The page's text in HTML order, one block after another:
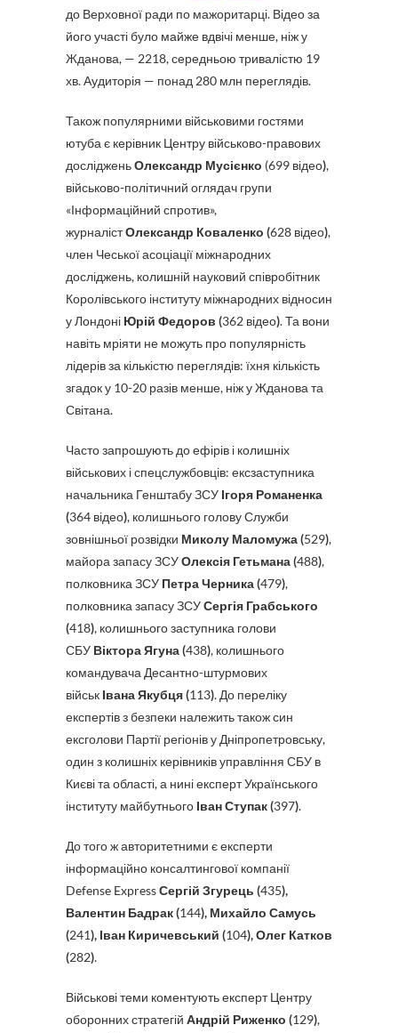
до Верховної ради по мажоритарці. Відео за
його участі було майже вдвічі менше, ніж у
Жданова, — 2218, середньою тривалістю 19
хв. Аудиторія — понад 280 млн переглядів.
Також популярними військовими гостями
ютуба є керівник Центру військово-правових
дослідженьОлександр Мусієнко (699 відео),
військово-політичний оглядач групи
«Інформаційний спротив»,
журналістОлександр Коваленко (628 відео),
член Чеської асоціації міжнародних
досліджень, колишній науковий співробітник
Королівського інституту міжнародних відносин
у Лондоні Юрій Федоров (362 відео). Та вони
навіть мріяти не можуть про популярність
лідерів за кількістю переглядів: їхня кількість
згадок у 10-20 разів менше, ніж у Жданова та
Світана.
Часто запрошують до ефірів і колишніх
військових і спецслужбовців: ексзаступника
начальника Генштабу ЗСУ Ігоря Романенка
(364 відео), колишнього голову Служби
зовнішньої розвідки Миколу Маломужа (529),
майора запасу ЗСУОлексія Гетьмана (488),
полковника ЗСУ Петра Черника (479),
полковника запасу ЗСУСергія Грабського
(418), колишнього заступника голови
СБУ Віктора Ягуна (438), колишнього
командувача Десантно-штурмових
військ Івана Якубця (113). До переліку
експертів з безпеки належить також син
ексголови Партії регіонів у Дніпропетровську,
один з колишніх керівників управління СБУ в
Києві та області, а нині експерт Українського
інституту майбутнього Іван Ступак (397).
До того ж авторитетними є експерти
інформаційно консалтингової компанії
Defense ExpressСергій Згурець (435),
Валентин Бадрак (144), Михайло Самусь
(241), Іван Киричевський (104), Олег Катков
(282).
Військові теми коментують експерт Центру
оборонних стратегій Андрій Риженко (129),